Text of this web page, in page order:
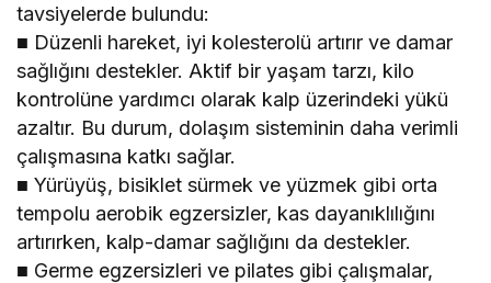
tavsiyelerde bulundu:
■ Düzenli hareket, iyi kolesterolü artırır ve damar
sağlığını destekler. Aktif bir yaşam tarzı, kilo
kontrolüne yardımcı olarak kalp üzerindeki yükü
azaltır. Bu durum, dolaşım sisteminin daha verimli
çalışmasına katkı sağlar.
■ Yürüyüş, bisiklet sürmek ve yüzmek gibi orta
tempolu aerobik egzersizler, kas dayanıklılığını
artırırken, kalp-damar sağlığını da destekler.
■ Germe egzersizleri ve pilates gibi çalışmalar,